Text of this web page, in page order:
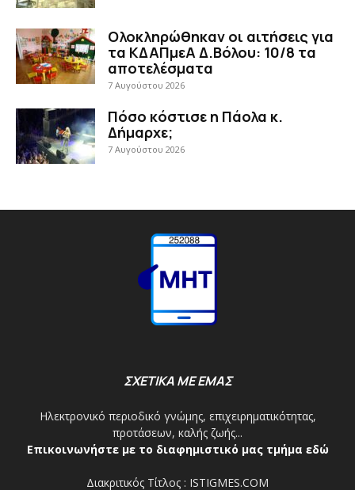
Ολοκληρώθηκαν οι αιτήσεις για
τα ΚΔΑΠμεΑ Δ.Βόλου: 10/8 τα
αποτελέσματα
7 Αυγούστου 2026
Πόσο κόστισε η Πάολα κ.
Δήμαρχε;
7 Αυγούστου 2026
ΣΧΕΤΙΚΑ ΜΕ ΕΜΑΣ
Ηλεκτρονικό περιοδικό γνώμης, επιχειρηματικότητας,
προτάσεων, καλής ζωής...
Επικοινωνήστε με το διαφημιστικό μας τμήμα εδώ
Διακριτικός Τίτλος : ISTIGMES.COM